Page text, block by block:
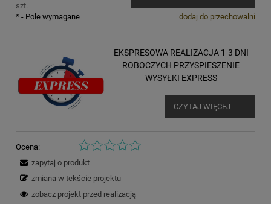
szt.
dodaj do przechowalni
* - Pole wymagane
EKSPRESOWA REALIZACJA 1-3 DNI
ROBOCZYCH PRZYSPIESZENIE
WYSYŁKI EXPRESS
CZYTAJ WIĘCEJ
Ocena:
zapytaj o produkt
zmiana w tekście projektu
zobacz projekt przed realizacją